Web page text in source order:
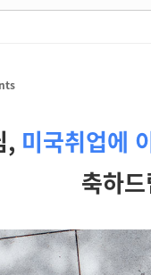
, 미국취업에
축하